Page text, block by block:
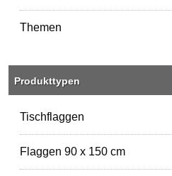
Themen
Produkttypen
Tischflaggen
Flaggen 90 x 150 cm